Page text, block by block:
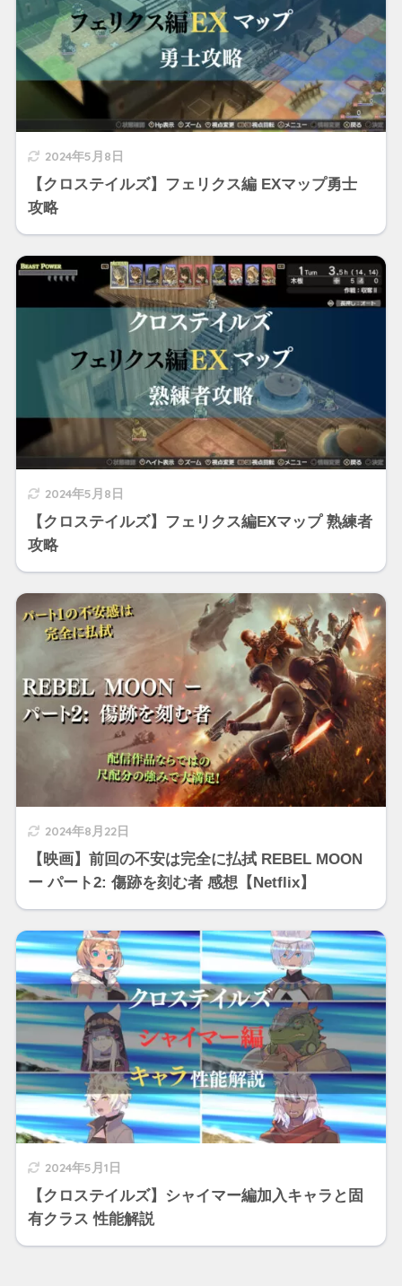
2024年5月8日
【クロステイルズ】フェリクス編 EXマップ勇士
攻略
2024年5月8日
【クロステイルズ】フェリクス編EXマップ 熟練者
攻略
2024年8月22日
【映画】前回の不安は完全に払拭 REBEL MOON
ー パート2: 傷跡を刻む者 感想【Netflix】
2024年5月1日
【クロステイルズ】シャイマー編加入キャラと固
有クラス 性能解説